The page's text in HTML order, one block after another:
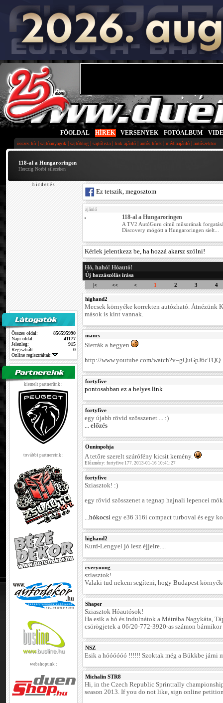
FŐOLDAL HÍREK VERSENYEK FOTÓALBUM
összes hír| sajtóanyagok | sajtóblog | sajtólista | link ajánló | autós hírek | médiaajánló | autószektor
118-al a Hungaroringen
Herczig Norbi síléceken
h i r d e t é s
Összes oldal:
856595990
Napi oldal:
41177
Jelenleg:
915
Regisztrált:
0
Online regisztráltak:
kiemelt partnerünk :
további partnereink :
webshopunk :
Ez tetszik, megosztom
ajánló
118-al a Hungaroringen
A TV2 AutóGuru című műsorának
Discovery mögött a Hungaroringen sielt...
Kérlek jelentkezz be, ha hozzá akarsz szólni!
Hó, hahó! Hóautó!
Új hozzászólás írása
|<
<< < 1 2 3 4
highand2
Mecsek környéke korrekten autózható. Átnézünk
mások is kint vannak.
mancs
Sierrák a hegyen
http://www.youtube.com/watch?v=gQuGpJ6cTQQ
fortyfive
pontosabban ez a helyes link
fortyfive
egy újabb rövid szösszenet ... :)
... előzés
Ouninpohja
A tetőre szerelt szúrófény kicsit kemény.
Előzmény: fortyfive 177. 2013-01-16 10:41:27
fortyfive
Sziasztok! :)
egy rövid szösszenet a tegnap hajnali lepencei
...hókocsi egy e36 316i compact turboval és egy
highand2
Kurd-Lengyel jó lesz éjjelre....
everyoung
sziasztok!
Valaki tud nekem segíteni, hogy Budapest
Shaper
Sziasztok Hóautósok!
Ha esik a hó és indulnátok a Mátrába Nagykáta,
csörögjetek a 06/20-772-3920-as számon bármikor
NSZ
Esik a hóóóóóó !!!!!! Szoktak még a Bükkbe járni
Michalin STR8
Hi, in the Czech Republic Sprintrally
season 2013. If you do not like, sign online